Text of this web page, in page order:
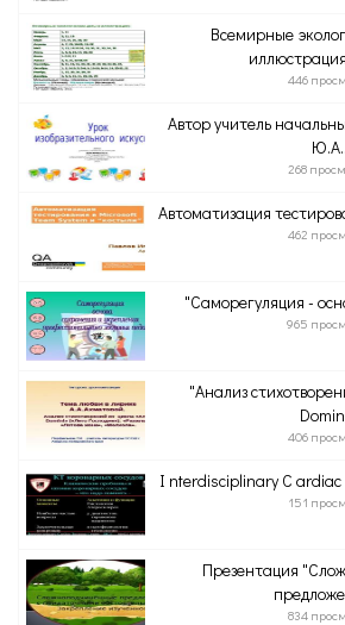
Всемирные
446
Автор учитель
268
Автоматизация
462
"Саморегуляция -
965
"Анализ
406
I nterdisciplinary C
151
Презентация
834